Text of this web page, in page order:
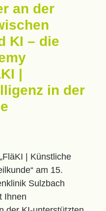
an der
KI – die
|
in der
| Künstliche
am 15.
Sulzbach
Ihnen